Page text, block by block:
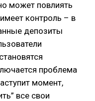
может повлиять
контроль – в
депозиты
проблема
момент,
все свои